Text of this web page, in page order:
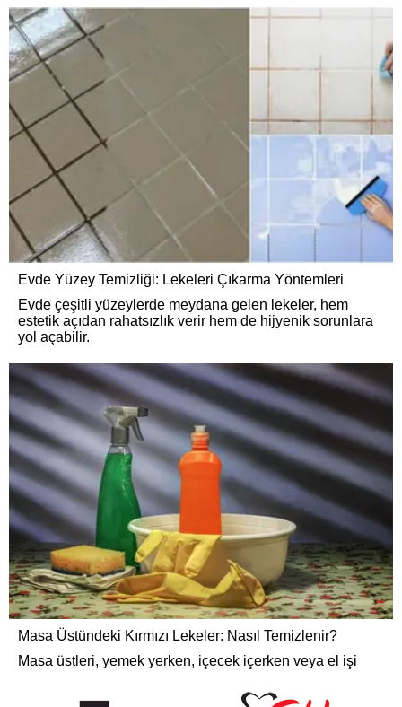
Evde Yüzey Temizliği: Lekeleri Çıkarma Yöntemleri
Evde çeşitli yüzeylerde meydana gelen lekeler, hem
estetik açıdan rahatsızlık verir hem de hijyenik sorunlara
yol açabilir.
Masa Üstündeki Kırmızı Lekeler: Nasıl Temizlenir?
Masa üstleri, yemek yerken, içecek içerken veya el işi